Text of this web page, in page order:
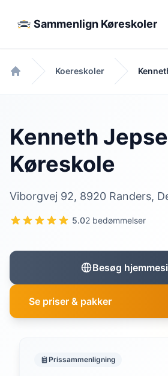
Sammenlign Køreskoler
Forside
Koereskoler
Kenneth
Køreskole
Viborgvej 92, 8920 Randers,
5.02 bedømmelser
Besøg
Se priser & pakker
Prissammenligning